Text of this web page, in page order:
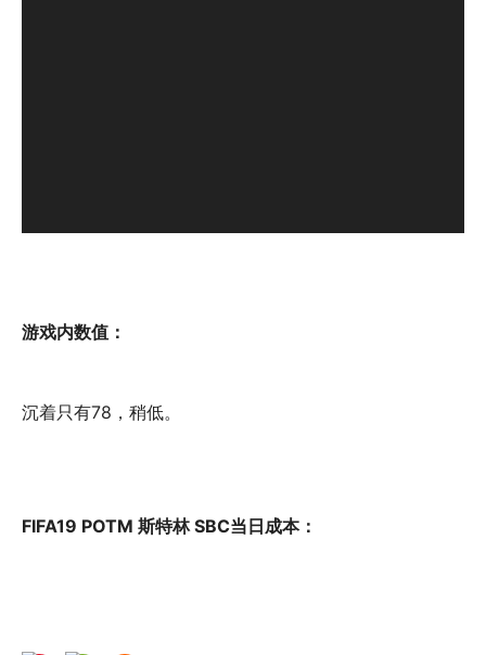
游戏内数值：
沉着只有78，稍低。
FIFA19 POTM 斯特林 SBC当日成本：